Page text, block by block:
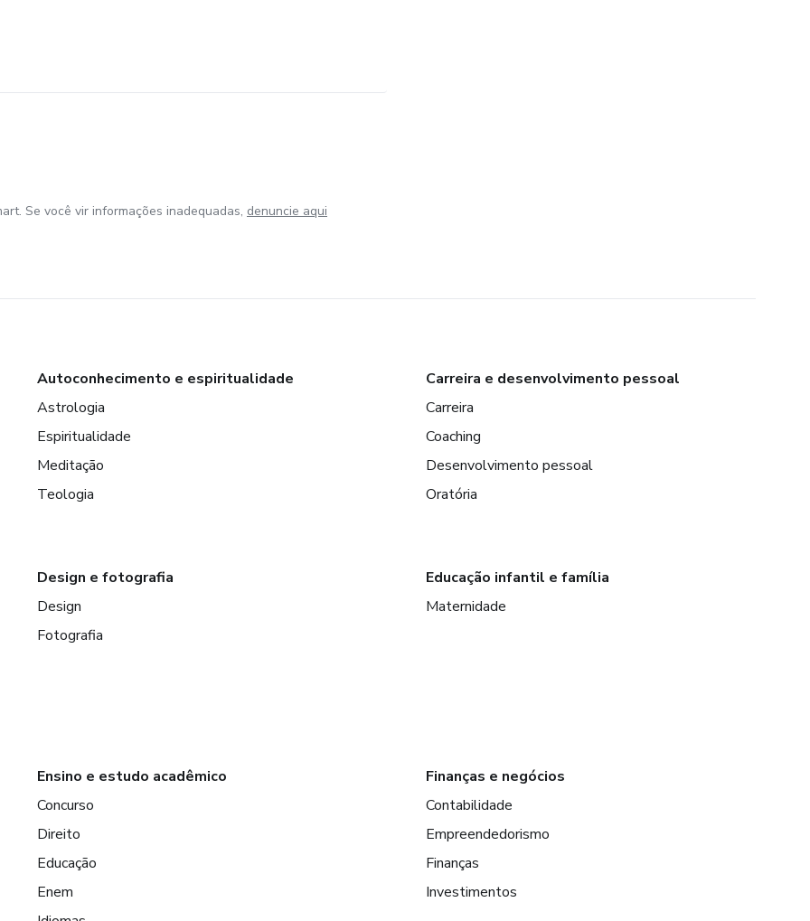
Se você vir informações inadequadas, denuncie aqui
Autoconhecimento e espiritualidade
Astrologia
Espiritualidade
Meditação
Teologia
Carreira e desenvolvimento pessoal
Carreira
Coaching
Desenvolvimento pessoal
Oratória
Design e fotografia
Design
Fotografia
Educação infantil e família
Maternidade
Ensino e estudo acadêmico
Concurso
Direito
Educação
Enem
Finanças e negócios
Contabilidade
Empreendedorismo
Finanças
Investimentos